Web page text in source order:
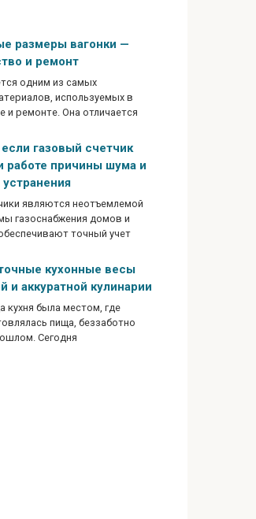
размеры вагонки —
и ремонт
одним из самых
используемых в
и ремонте. Она отличается
газовый счетчик
работе причины шума и
являются неотъемлемой
газоснабжения домов и
точный учет
кухонные весы
и аккуратной кулинарии
кухня была местом, где
пища, беззаботно
Сегодня